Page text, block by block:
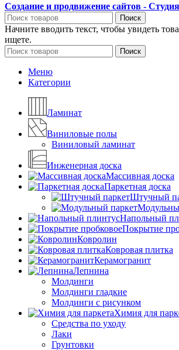
Создание и продвижение сайтов -
Поиск
Начните вводить текст, чтобы увидеть
ищете.
Поиск
Меню
Категории
Ламинат
Виниловые полы
Виниловый ламинат
Инженерная доска
Массивная доска
Паркетная доска
Штучный
Напольный
Покрытие
Ковролин
Ковровая плитка
Керамогранит
Лепнина
Молдинги
Молдинги гладкие
Молдинги с рисунком
Химия для
Средства по уходу
Лаки
Грунтовки